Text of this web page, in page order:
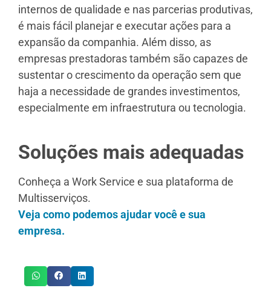
internos de qualidade e nas parcerias produtivas,
é mais fácil planejar e executar ações para a
expansão da companhia. Além disso, as
empresas prestadoras também são capazes de
sustentar o crescimento da operação sem que
haja a necessidade de grandes investimentos,
especialmente em infraestrutura ou tecnologia.
Soluções mais adequadas
Conheça a Work Service e sua plataforma de
Multisserviços.
Veja como podemos ajudar você e sua
empresa.